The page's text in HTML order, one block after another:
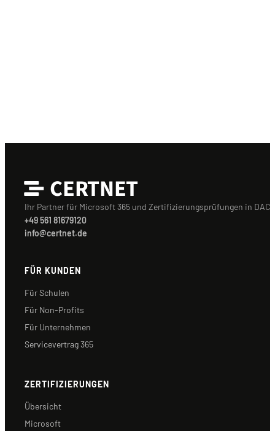
CERTNET
Ihr Partner für Microsoft 365 und Zertifizierungsprüfungen in
+49 561 81679120
info@certnet.de
FÜR KUNDEN
Für Schulen
Für Non-Profits
Für Unternehmen
Servicevertrag 365
ZERTIFIZIERUNGEN
Übersicht
Microsoft